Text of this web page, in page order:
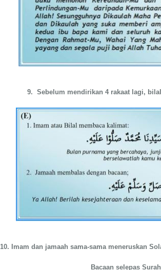
9. Sebelum mendirikan 4 rakaat lagi,
10. Imam dan jamaah sama-sama meneruskan
Bacaan selepas